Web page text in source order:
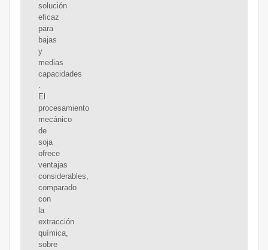
solución
eficaz
para
bajas
y
medias
capacidades
.
El
procesamiento
mecánico
de
soja
ofrece
ventajas
considerables,
comparado
con
la
extracción
química,
sobre